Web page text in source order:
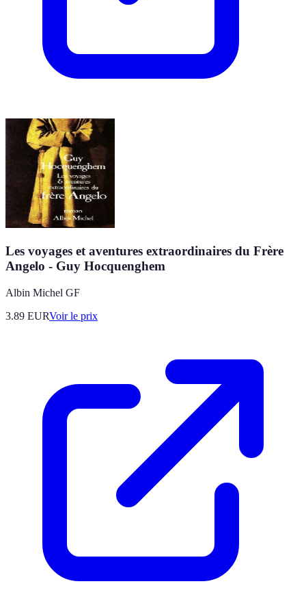
Les voyages et aventures extraordinaires du Frère
Angelo - Guy Hocquenghem
Albin Michel GF
3.89 EURVoir le prix